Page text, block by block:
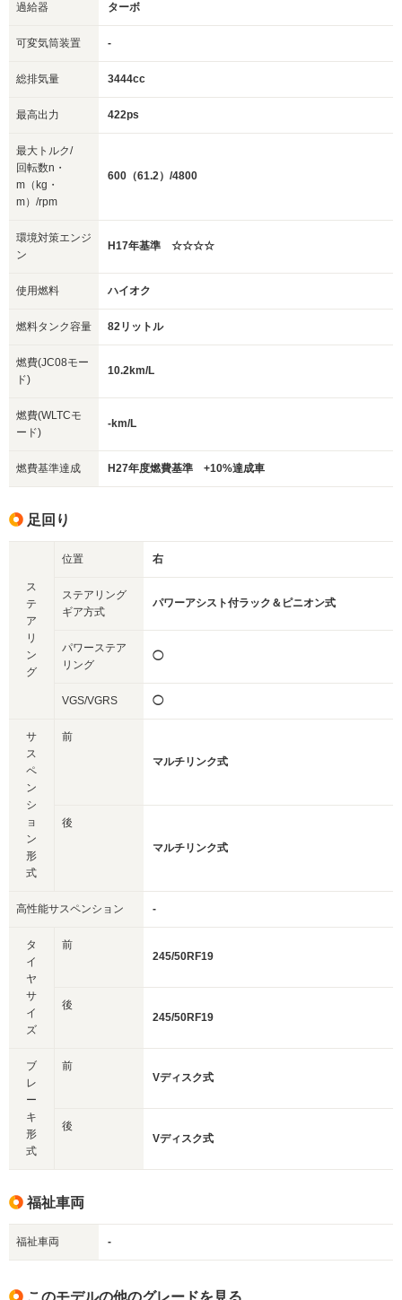
過給器 ターボ
可変気筒装置 -
総排気量 3444cc
最高出力 422ps
最大トルク/
回転数n・
m（kg・
m）/rpm
600（61.2）/4800
環境対策エンジ
ン
H17年基準 ☆☆☆☆
使用燃料 ハイオク
燃料タンク容量 82リットル
燃費(JC08モー
ド)
10.2km/L
燃費(WLTCモ
ード)
-km/L
燃費基準達成 H27年度燃費基準 +10%達成車
足回り
ス
テ
ア
リ
ン
グ
位置 右
ステアリング
ギア方式
パワーアシスト付ラック＆ピニオン式
パワーステア
リング
◯
VGS/VGRS ◯
サ
ス
ペ
ン
シ
ョ
ン
形
式
前
マルチリンク式
後
マルチリンク式
高性能サスペンション -
タ
イ
ヤ
サ
イ
ズ
前
245/50RF19
後
245/50RF19
ブ
レ
ー
キ
形
式
前
Vディスク式
後
Vディスク式
福祉車両
福祉車両 -
このモデルの他のグレードを見る